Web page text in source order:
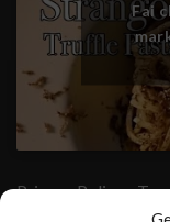
Fai
Privacy Policy-